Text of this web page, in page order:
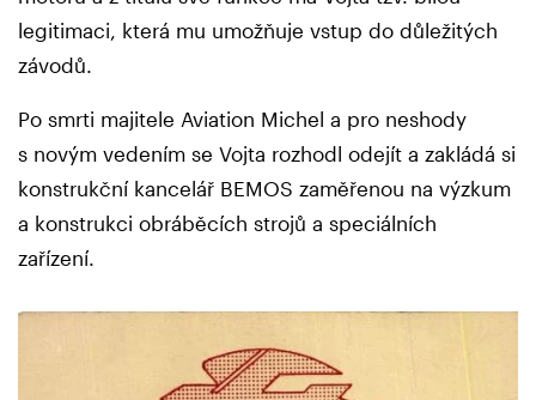
legitimaci, která mu umožňuje vstup do důležitých
závodů.
Po smrti majitele Aviation Michel a pro neshody
s novým vedením se Vojta rozhodl odejít a zakládá si
konstrukční kancelář BEMOS zaměřenou na výzkum
a konstrukci obráběcích strojů a speciálních
zařízení.